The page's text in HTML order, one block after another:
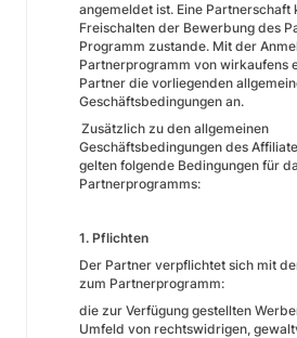
angemeldet ist. Eine Partnerschaft
Freischalten der Bewerbung des
Programm zustande. Mit der
Partnerprogramm von wirkaufens
Partner die vorliegenden
Geschäftsbedingungen an.
Zusätzlich zu den allgemeinen
Geschäftsbedingungen des
gelten folgende Bedingungen für
Partnerprogramms:
1. Pflichten
Der Partner verpflichtet sich mit
zum Partnerprogramm:
die zur Verfügung gestellten
Umfeld von rechtswidrigen,